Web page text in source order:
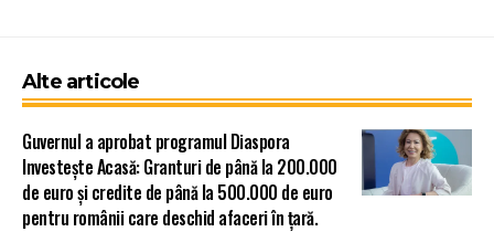
Alte articole
Guvernul a aprobat programul Diaspora
Investește Acasă: Granturi de până la 200.000
de euro și credite de până la 500.000 de euro
pentru românii care deschid afaceri în țară.